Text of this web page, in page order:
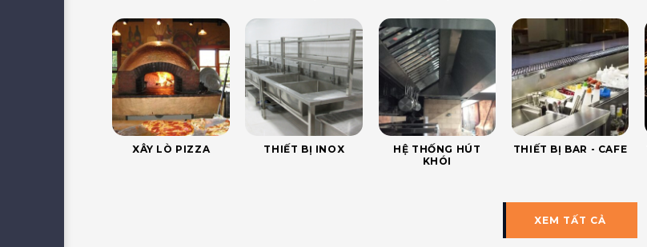
XÂY LÒ PIZZA THIẾT BỊ INOX
HỆ THỐNG HÚT
KHÓI
THIẾT BỊ BAR - CAFE
XEM TẤT CẢ